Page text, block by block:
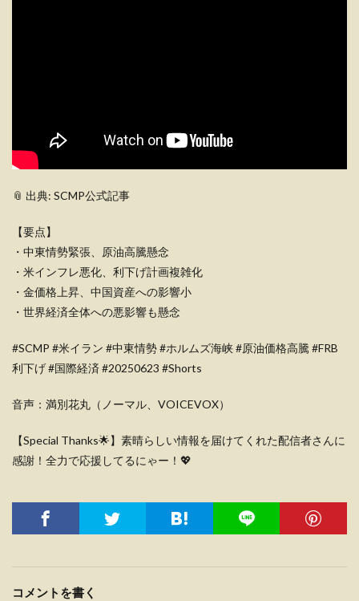
📎 出典: SCMP公式記事
【要点】
・中東情勢緊張、原油高騰懸念
・米インフレ悪化、利下げ計画複雑化
・金価格上昇、中国資産への影響小
・世界経済全体への悪影響も懸念
#SCMP #米イラン #中東情勢 #ホルムズ海峡 #原油価格高騰 #FRB
利下げ #国際経済 #20250623 #Shorts
音声：満別花丸（ノーマル、VOICEVOX）
【Special Thanks🌟】素晴らしい情報を届けてくれた配信者さんに
感謝！全力で応援してるにゃー！💖
コメントを書く